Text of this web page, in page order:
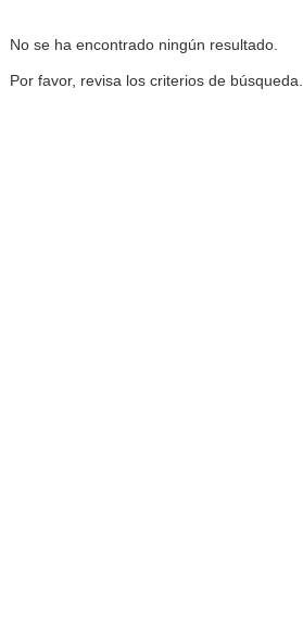
No se ha encontrado ningún resultado.
Por favor, revisa los criterios de búsqueda.